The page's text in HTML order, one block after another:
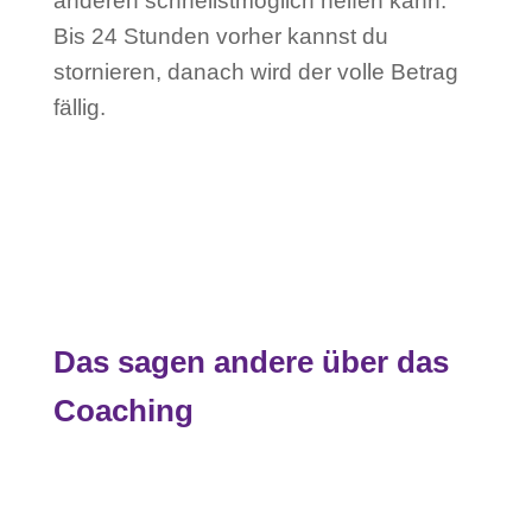
Bis 24 Stunden vorher kannst du
stornieren, danach wird der volle Betrag
fällig.
Das sagen andere über das
Coaching